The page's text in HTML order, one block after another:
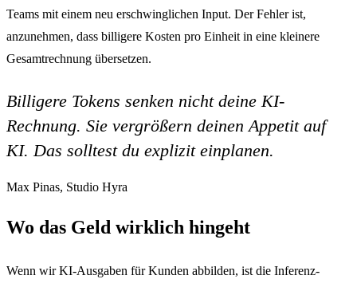
Teams mit einem neu erschwinglichen Input. Der Fehler ist,
anzunehmen, dass billigere Kosten pro Einheit in eine kleinere
Gesamtrechnung übersetzen.
Billigere Tokens senken nicht deine KI-
Rechnung. Sie vergrößern deinen Appetit auf
KI. Das solltest du explizit einplanen.
Max Pinas, Studio Hyra
Wo das Geld wirklich hingeht
Wenn wir KI-Ausgaben für Kunden abbilden, ist die Inferenz-